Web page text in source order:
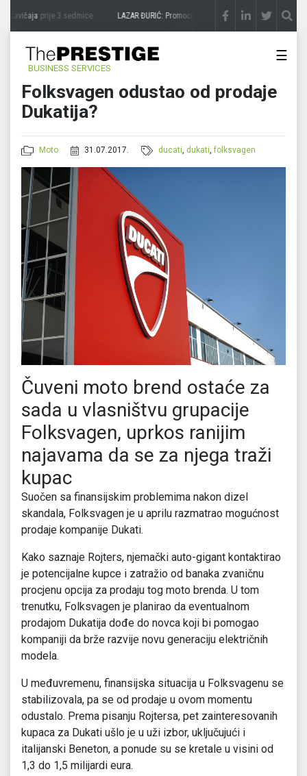
zavičajaprije 3 sedmice LAZAR ĐURIĆ: Promocija potencijal pretvara u destinaciju
BUSINESS SERVICES
☰
Folksvagen odustao od prodaje
Dukatija?
Moto 31.07.2017. ducati, dukati,folksvagen
Čuveni moto brend ostaće za
sada u vlasništvu grupacije
Folksvagen, uprkos ranijim
najavama da se za njega traži
kupac
Suočen sa finansijskim problemima nakon dizel
skandala, Folksvagen je u aprilu razmatrao mogućnost
prodaje kompanije Dukati.
Kako saznaje Rojters, njemački auto-gigant kontaktirao
je potencijalne kupce i zatražio od banaka zvaničnu
procjenu opcija za prodaju tog moto brenda. U tom
trenutku, Folksvagen je planirao da eventualnom
prodajom Dukatija dođe do novca koji bi pomogao
kompaniji da brže razvije novu generaciju električnih
modela.
U međuvremenu, finansijska situacija u Folksvagenu se
stabilizovala, pa se od prodaje u ovom momentu
odustalo. Prema pisanju Rojtersa, pet zainteresovanih
kupaca za Dukati ušlo je u uži izbor, uključujući i
italijanski Beneton, a ponude su se kretale u visini od
1,3 do 1,5 milijardi eura.